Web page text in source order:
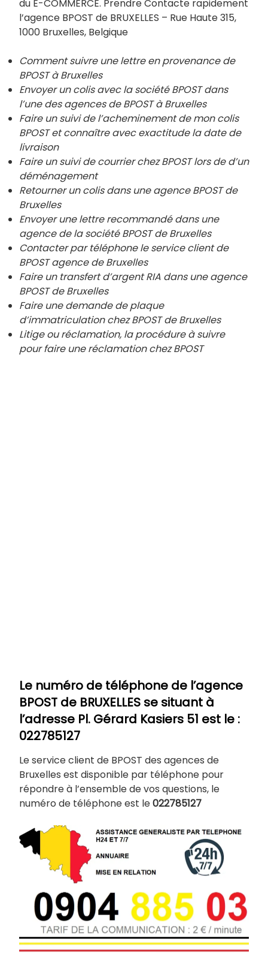
du E-COMMERCE. Prendre Contacte rapidement
l’agence BPOST de BRUXELLES – Rue Haute 315,
1000 Bruxelles, Belgique
Comment suivre une lettre en provenance de
BPOST à Bruxelles
Envoyer un colis avec la société BPOST dans
l’une des agences de BPOST àBruxelles
Faire un suivi de l’acheminement de mon colis
BPOST et connaître avec exactitude la date de
livraison
Faire un suivi de courrier chez BPOST lors de d’un
déménagement
Retourner un colis dans une agence BPOST de
Bruxelles
Envoyer une lettre recommandé dans une
agence de la société BPOST deBruxelles
Contacter par téléphone le service client de
BPOST agence deBruxelles
Faire un transfert d’argent RIA dans une agence
BPOST deBruxelles
Faire une demande de plaque
d’immatriculation chez BPOST deBruxelles
Litige ou réclamation, la procédure à suivre
pour faire une réclamation chez BPOST
Le numéro de téléphone de l’agence
BPOST de BRUXELLES se situant à
l’adresse Pl. Gérard Kasiers 51 est le :
022785127
Le service client de BPOST des agences de
Bruxelles est disponible par téléphone pour
répondre à l’ensemble de vos questions, le
numéro de téléphone est le022785127